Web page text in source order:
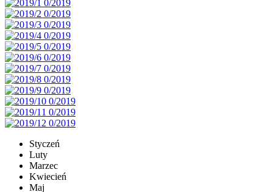
Styczeń
Luty
Marzec
Kwiecień
Maj